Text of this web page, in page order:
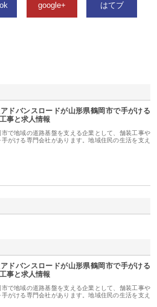
google+ はてブ
ドバンスロードが山形県鶴岡市で手がける
事と求人情報
市で地域の道路基盤を支える企業として、舗装工事や
手がける専門会社があります。地域住民の生活を支え
ドバンスロードが山形県鶴岡市で手がける
事と求人情報
市で地域の道路基盤を支える企業として、舗装工事や
手がける専門会社があります。地域住民の生活を支え